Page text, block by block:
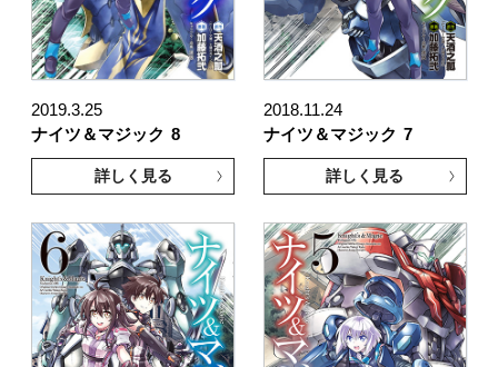
2019.3.25
ナイツ＆マジック 8
詳しく見る
2018.11.24
ナイツ＆マジック 7
詳しく見る